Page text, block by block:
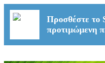
Προσθέστε το
προτιμώμενη